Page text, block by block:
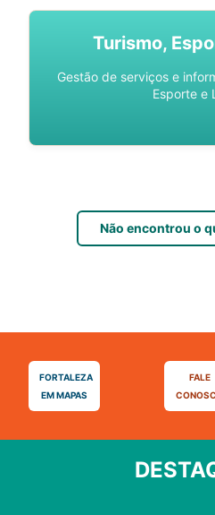
Turismo,
Gestão de serviços e
Esporte e
Não encontrou o
FORTALEZA
EM MAPAS
FALE